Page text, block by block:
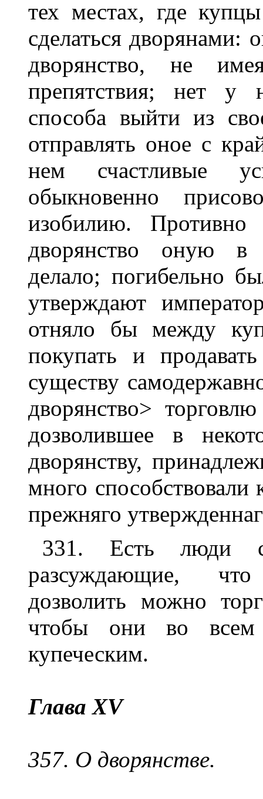
тех местах, где
сделаться дворянами:
дворянство, не
препятствия; нет у
способа выйти из
отправлять оное с
нем счастливые
обыкновенно
изобилию. Противно
дворянство оную в
делало; погибельно
утверждают
отняло бы между
покупать и
существу
дворянство>
дозволившее в
дворянству,
много
прежняго
331. Есть люди
разсуждающие,
дозволить можно
чтобы они во всем
купеческим.
Глава XV
357. О дворянстве.